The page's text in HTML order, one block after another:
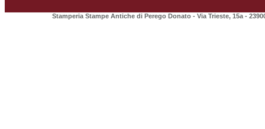
Stamperia Stampe Antiche di Perego Donato - Via Trieste, 15a -